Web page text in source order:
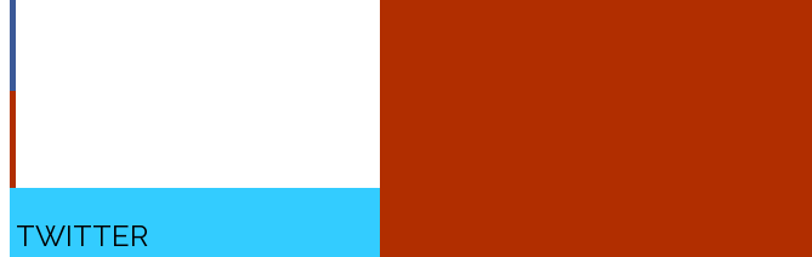
TWITTER